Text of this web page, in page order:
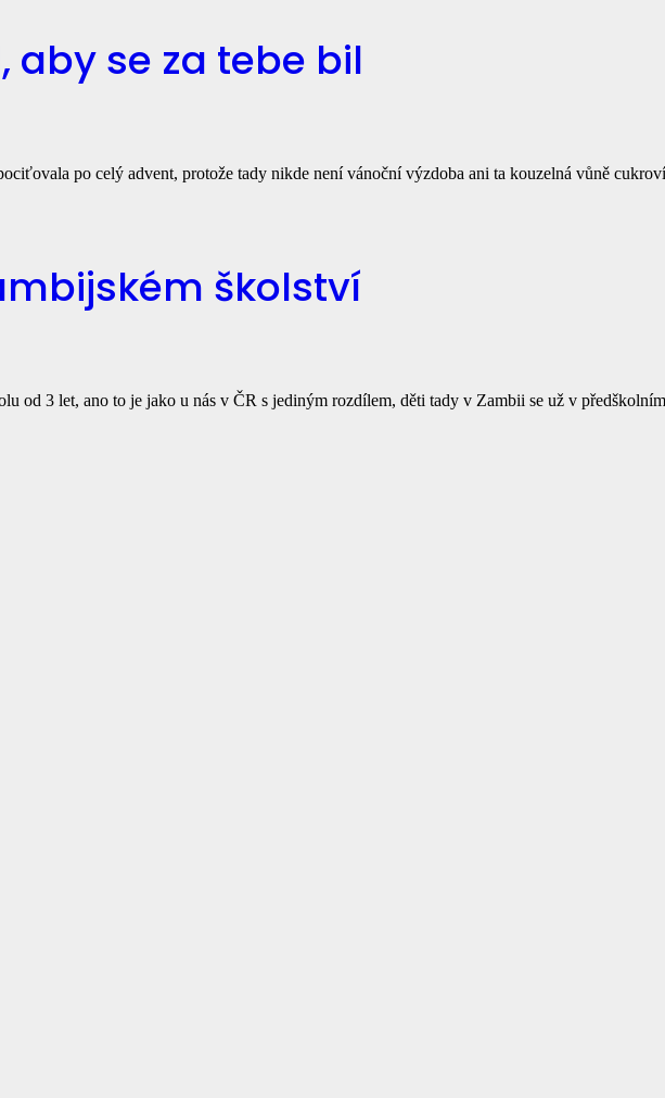
aby se za tebe bil
po celý advent, protože tady nikde není vánoční výzdoba ani ta kouzelná vůně
školství
od 3 let, ano to je jako u nás v ČR s jediným rozdílem, děti tady v Zambii se už v